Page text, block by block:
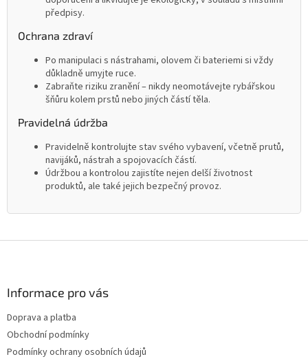
předpisy.
Ochrana zdraví
Po manipulaci s nástrahami, olovem či bateriemi si vždy
důkladně umyjte ruce.
Zabraňte riziku zranění – nikdy neomotávejte rybářskou
šňůru kolem prstů nebo jiných částí těla.
Pravidelná údržba
Pravidelně kontrolujte stav svého vybavení, včetně prutů,
navijáků, nástrah a spojovacích částí.
Údržbou a kontrolou zajistíte nejen delší životnost
produktů, ale také jejich bezpečný provoz.
Informace pro vás
Doprava a platba
Obchodní podmínky
Podmínky ochrany osobních údajů